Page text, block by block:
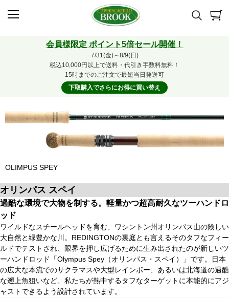
会員様限定 ポイント5倍セール開催！
7/31(金)～8/9(日)
税込10,000円以上で送料・代引き手数料無料！
15時までのご注文で最短当日発送可
下取購入でさらにお得に買い替え
OLIMPUS SPEY
オリンパス スペイ
過酷な環境で大物を制する。軽量かつ超高耐久なツーハンドロ
ッド
ワイルドなスチールヘッドを育む、ワシントン州オリンパス山の険しい
大自然と緑豊かな川。REDINGTONの裏庭とも言えるそのタフなフィー
ルドでテストされ、限界を押し広げるために生み出されたのが新しいツ
ーハンドロッド「Olympus Spey（オリンパス・スペイ）」です。日本
の広大な本流でのサクラマスや大型レインボー、あるいは北海道の過酷
な遡上魚狙いなど、私たちが熱中するタフなターゲットに本能的にアジ
ャストできるよう設計されています。